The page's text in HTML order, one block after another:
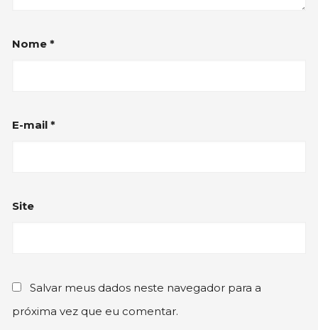
Nome*
E-mail*
Site
Salvar meus dados neste navegador para a
próxima vez que eu comentar.